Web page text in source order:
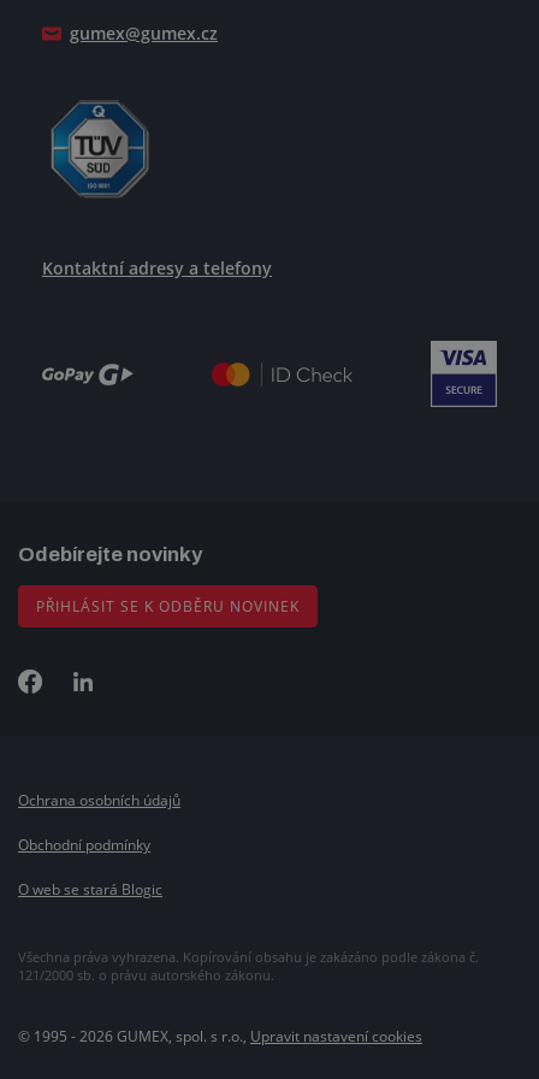
gumex@gumex.cz
Kontaktní adresy a telefony
Odebírejte novinky
PŘIHLÁSIT SE K ODBĚRU NOVINEK
Všechna práva vyhrazena. Kopírování obsahu je zakázáno podle zákona č.
121/2000 sb. o právu autorského zákonu.
Ochrana osobních údajů
Obchodní podmínky
O web se stará Blogic
© 1995 - 2026 GUMEX, spol. s r.o., Upravit nastavení cookies